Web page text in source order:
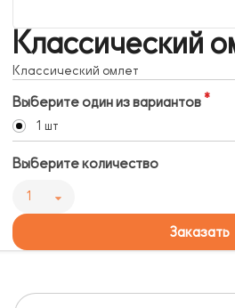
Классический
Классический омлет
Выберите один из вариантов
1 шт
Выберите количество
1
Заказать